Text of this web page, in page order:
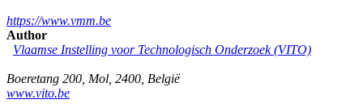
https://www.vmm.be
Author
Vlaamse Instelling voor Technologisch Onderzoek (VITO)
Boeretang 200 Mol 2400 België
www.vito.be